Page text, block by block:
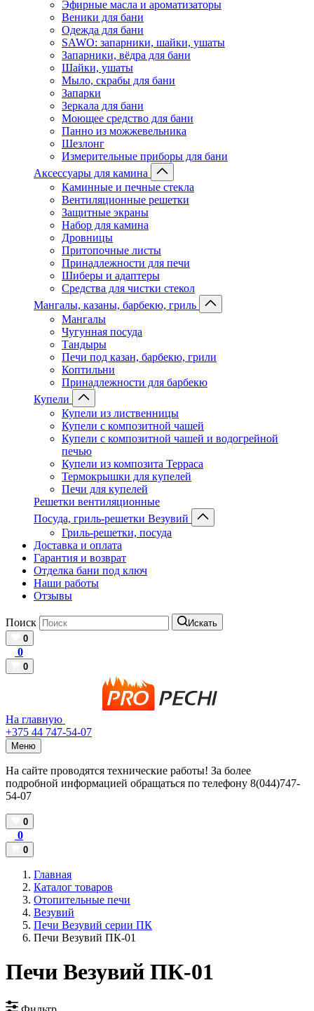
Эфирные масла и ароматизаторы
Веники для бани
Одежда для бани
SAWO: запарники, шайки, ушаты
Запарники, вёдра для бани
Шайки, ушаты
Мыло, скрабы для бани
Запарки
Зеркала для бани
Моющее средство для бани
Панно из можжевельника
Шезлонг
Измерительные приборы для бани
Аксессуары для камина
Каминные и печные стекла
Вентиляционные решетки
Защитные экраны
Набор для камина
Дровницы
Притопочные листы
Принадлежности для печи
Шиберы и адаптеры
Средства для чистки стекол
Мангалы, казаны, барбекю, гриль
Мангалы
Чугунная посуда
Тандыры
Печи под казан, барбекю, грили
Коптильни
Принадлежности для барбекю
Купели
Купели из лиственницы
Купели с композитной чашей
Купели с композитной чашей и водогрейной
печью
Купели из композита Терраса
Термокрышки для купелей
Печи для купелей
Решетки вентиляционные
Посуда, гриль-решетки Везувий
Гриль-решетки, посуда
Доставка и оплата
Гарантия и возврат
Отделка бани под ключ
Наши работы
Отзывы
Поиск
Искать
0
0
0
На главную
+375 44 747-54-07
Меню
На сайте проводятся технические работы! За более
подробной информацией обращаться по телефону 8(044)747-
54-07
0
0
0
Главная
Каталог товаров
Отопительные печи
Везувий
Печи Везувий серии ПК
Печи Везувий ПК-01
Печи Везувий ПК-01